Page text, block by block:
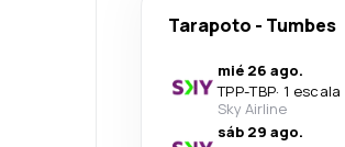
Tarapoto - Tumbes
mié 26 ago.
TPP-TBP· 1 escala
Sky Airline
sáb 29 ago.